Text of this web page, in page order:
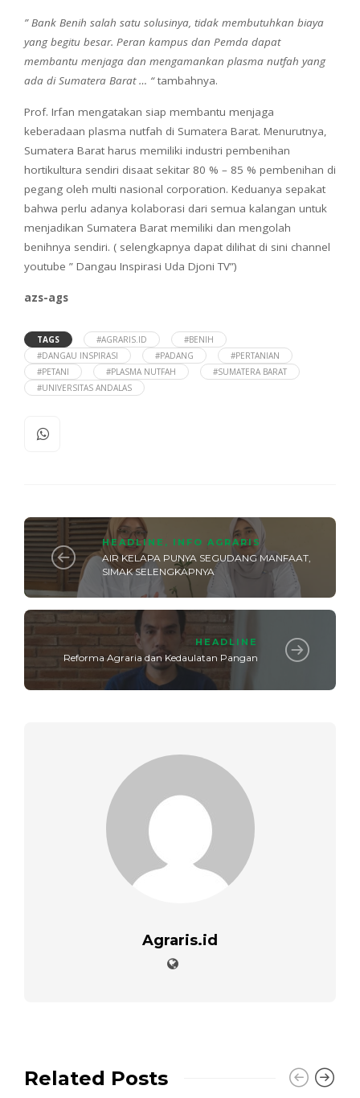
” Bank Benih salah satu solusinya, tidak membutuhkan biaya
yang begitu besar. Peran kampus dan Pemda dapat
membantu menjaga dan mengamankan plasma nutfah yang
ada di Sumatera Barat … “tambahnya.
Prof. Irfan mengatakan siap membantu menjaga
keberadaan plasma nutfah di Sumatera Barat. Menurutnya,
Sumatera Barat harus memiliki industri pembenihan
hortikultura sendiri disaat sekitar 80 % – 85 % pembenihan di
pegang oleh multi nasional corporation. Keduanya sepakat
bahwa perlu adanya kolaborasi dari semua kalangan untuk
menjadikan Sumatera Barat memiliki dan mengolah
benihnya sendiri. ( selengkapnya dapat dilihat di sini channel
youtube ” Dangau Inspirasi Uda Djoni TV”)
azs-ags
TAGS #AGRARIS.ID
#BENIH
#DANGAU INSPIRASI
#PADANG
#PERTANIAN
#PETANI
#PLASMA NUTFAH
#SUMATERA BARAT
#UNIVERSITAS ANDALAS
HEADLINE , INFO AGRARIS
AIR KELAPA PUNYA SEGUDANG MANFAAT,
SIMAK SELENGKAPNYA
HEADLINE
Reforma Agraria dan Kedaulatan Pangan
Agraris.id
Related Posts